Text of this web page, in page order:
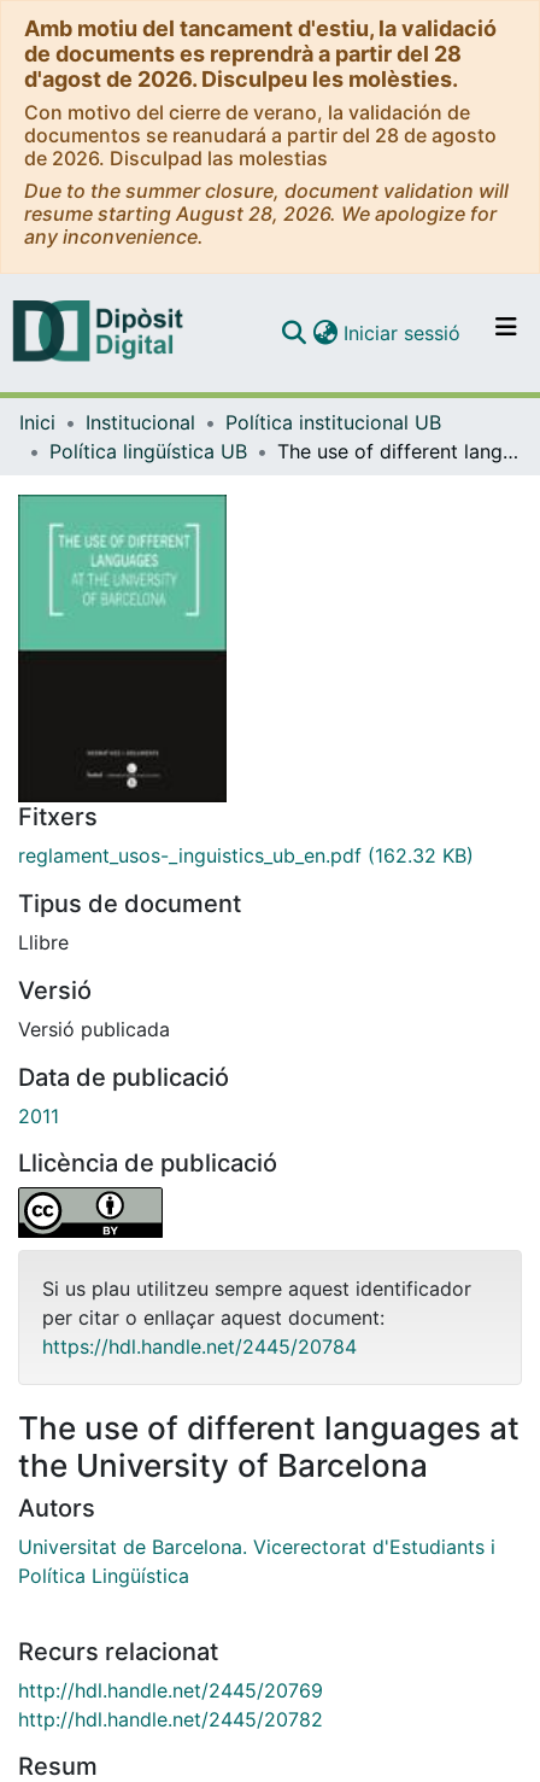
Amb motiu del tancament d'estiu, la validació
de documents es reprendrà a partir del 28
d'agost de 2026. Disculpeu les molèsties.
Con motivo del cierre de verano, la validación de
documentos se reanudará a partir del 28 de agosto
de 2026. Disculpad las molestias
Due to the summer closure, document validation will
resume starting August 28, 2026. We apologize for
any inconvenience.
Navega per tot el DD
Iniciar sessió (current)
Inici Institucional
Política institucional UB
Política lingüística UB
The use of different languages at the University of Barcelona
Fitxers
reglament_usos-_inguistics_ub_en.pdf (162.32 KB)
Tipus de document
Llibre
Versió
Versió publicada
Data de publicació
2011
Llicència de publicació
Si us plau utilitzeu sempre aquest identificador
per citar o enllaçar aquest document:
https://hdl.handle.net/2445/20784
The use of different languages at
the University of Barcelona
Autors
Universitat de Barcelona. Vicerectorat d'Estudiants i
Política Lingüística
Recurs relacionat
http://hdl.handle.net/2445/20769
http://hdl.handle.net/2445/20782
Resum